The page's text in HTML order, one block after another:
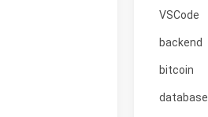
VSCode
backend
bitcoin
database